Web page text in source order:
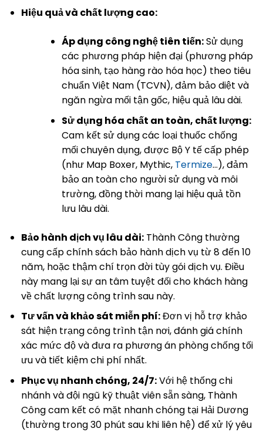
Hiệu quả và chất lượng cao:
Áp dụng công nghệ tiên tiến:Sử dụng
các phương pháp hiện đại (phương pháp
hóa sinh, tạo hàng rào hóa học) theo tiêu
chuẩn Việt Nam (TCVN), đảm bảo diệt và
ngăn ngừa mối tận gốc, hiệu quả lâu dài.
Sử dụng hóa chất an toàn, chất lượng:
Cam kết sử dụng các loại thuốc chống
mối chuyên dụng, được Bộ Y tế cấp phép
(như Map Boxer, Mythic, Termize…), đảm
bảo an toàn cho người sử dụng và môi
trường, đồng thời mang lại hiệu quả tồn
lưu lâu dài.
Bảo hành dịch vụ lâu dài:Thành Công thường
cung cấp chính sách bảo hành dịch vụ từ 8 đến 10
năm, hoặc thậm chí trọn đời tùy gói dịch vụ. Điều
này mang lại sự an tâm tuyệt đối cho khách hàng
về chất lượng công trình sau này.
Tư vấn và khảo sát miễn phí:Đơn vị hỗ trợ khảo
sát hiện trạng công trình tận nơi, đánh giá chính
xác mức độ và đưa ra phương án phòng chống tối
ưu và tiết kiệm chi phí nhất.
Phục vụ nhanh chóng, 24/7:Với hệ thống chi
nhánh và đội ngũ kỹ thuật viên sẵn sàng, Thành
Công cam kết có mặt nhanh chóng tại Hải Dương
(thường trong 30 phút sau khi liên hệ) để xử lý yêu